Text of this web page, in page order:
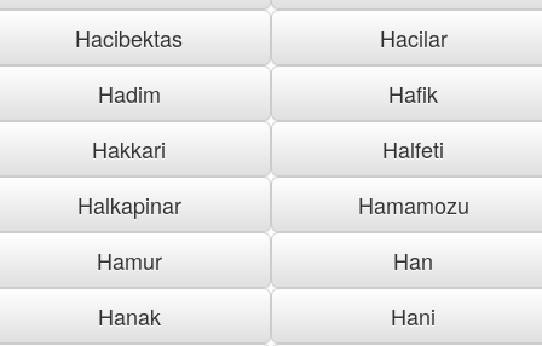
Hacibektas
Hacilar
Hadim
Hafik
Hakkari
Halfeti
Halkapinar
Hamamozu
Hamur
Han
Hanak
Hani